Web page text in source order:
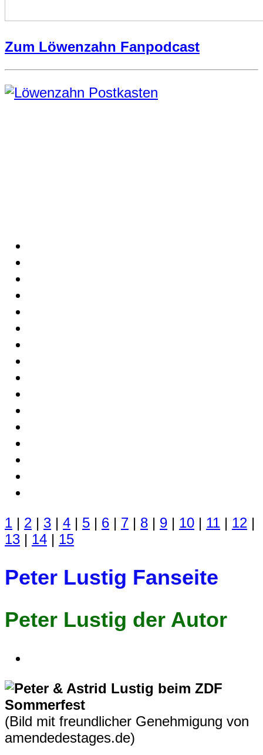
Zum Löwenzahn Fanpodcast
1 | 2 | 3 | 4 | 5 | 6 | 7 | 8 | 9 | 10 | 11 | 12 |
13 | 14 | 15
Peter Lustig Fanseite
Peter Lustig der Autor
(Bild mit freundlicher Genehmigung von
amendedestages.de)